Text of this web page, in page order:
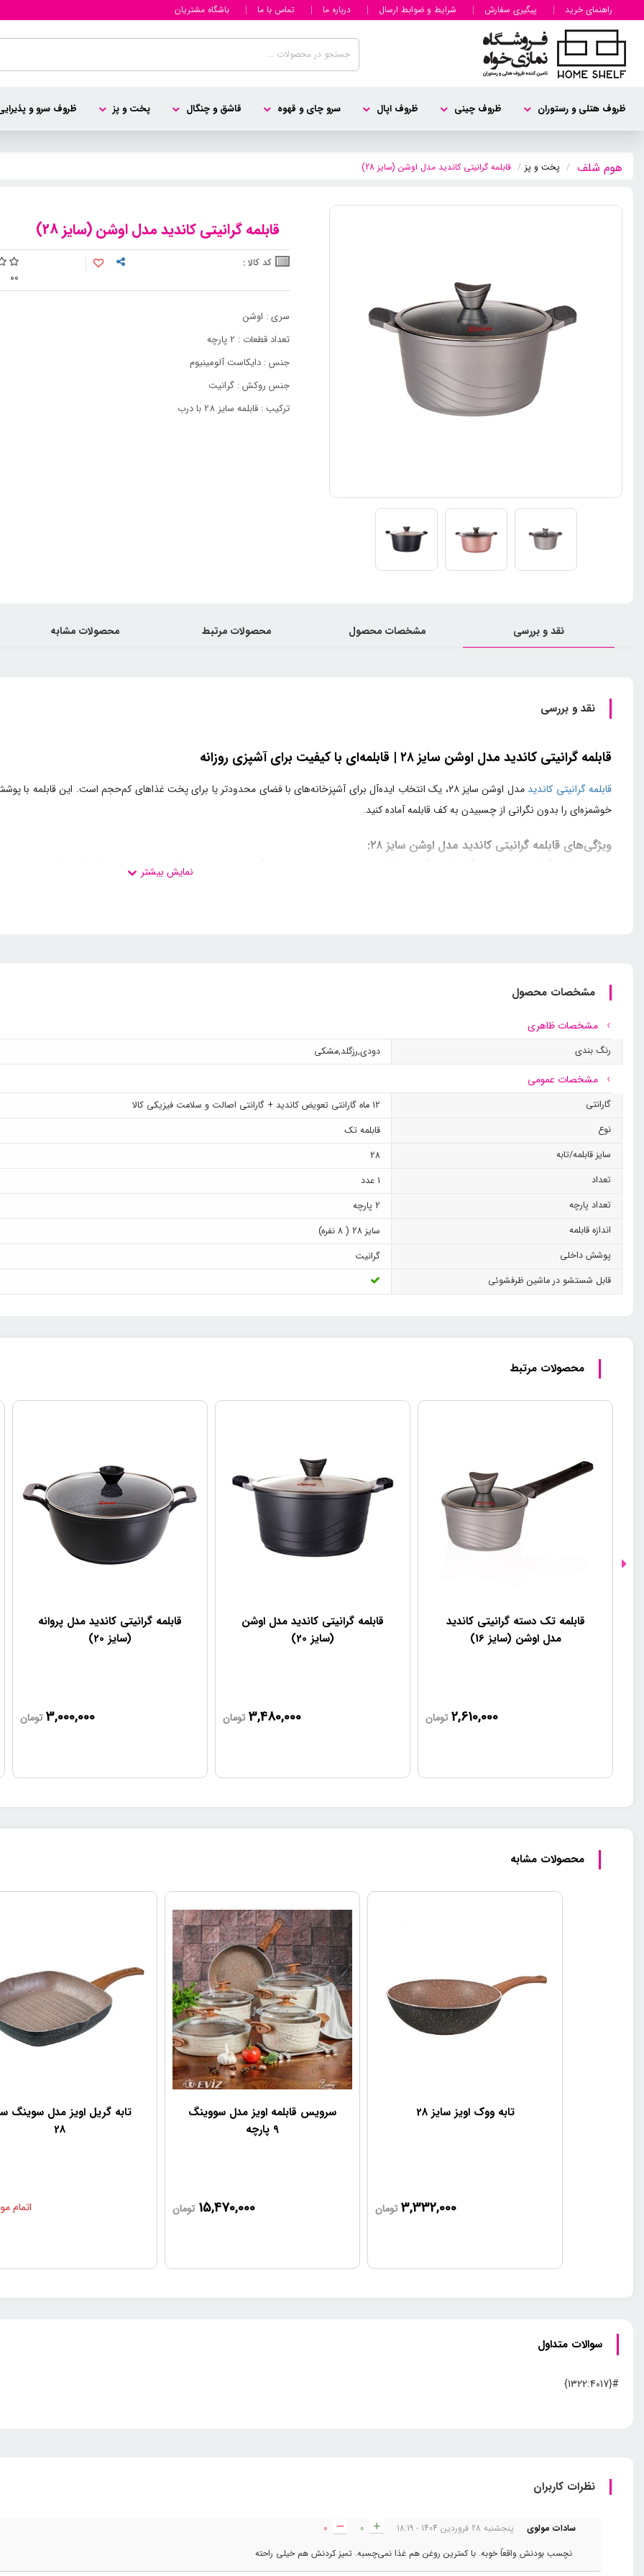
راهنمای خرید پیگیری سفارش شرایط و ضوابط ارسال درباره ما تماس با ما باشگاه مشتریان
ظروف هتلی و رستوران ظروف چینی ظروف اپال سرو چای و قهوه قاشق و چنگال پخت و پز ظروف سرو و
پخت و پز قابلمه گرانیتی کاندید مدل اوشن (سایز 28)
قابلمه گرانیتی کاندید مدل اوشن (سایز 28)
کد کالا :
00
سری : اوشن
تعداد قطعات : 2 پارچه
جنس : دایکاست آلومینیوم
جنس روکش : گرانیت
ترکیب : قابلمه سایز 28 با درب
نقد و بررسی مشخصات محصول محصولات مرتبط محصولات مشابه
نقد و بررسی
قابلمه گرانیتی کاندید مدل اوشن سایز ۲۸ | قابلمه‌ای با کیفیت برای آشپزی روزانه
قابلمه گرانیتی کاندید
مدل اوشن سایز ۲۸، یک انتخاب ایده‌آل برای آشپزخانه‌های با فضای محدودتر یا برای پخت غذاهای کم‌حجم است. این
خوشمزه‌ای را بدون نگرانی از چسبیدن به کف قابلمه آماده کنید.
ویژگی‌های قابلمه گرانیتی کاندید مدل اوشن سایز ۲۸:
قابلمه گرانیتی کاندید مدل اوشن دارای پوشش گرانیتی مقاوم است که مانع چسبیدن غذا به کف قابلمه می‌شود،
ویژگی‌هایی هستند که این قابلمه را به یکی از بهترین گزینه‌ها برای آشپزی روزانه تبدیل کرده است. همچنین، این قابلمه به دلیل سایز مناسب خود برای
مشخصات محصول
مشخصات ظاهری
رنگ بندی دودی,رزگلد,مشکی
مشخصات عمومی
گارانتی
12 ماه گارانتی تعویض کاندید + گارانتی اصالت و سلامت فیزیکی کالا
نوع
قابلمه تک
سایز قابلمه/تابه
28
تعداد
1 عدد
تعداد پارچه
2 پارچه
اندازه قابلمه
سایز 28 ( 8 نفره)
پوشش داخلی
گرانیت
قابل شستشو در ماشین ظرفشوئی
محصولات مرتبط
قابلمه تک دسته گرانیتی کاندید
مدل اوشن (سایز 16)
2,610,000 تومان
قابلمه گرانیتی کاندید مدل اوشن
(سایز 20)
3,480,000 تومان
قابلمه گرانیتی کاندید مدل پروانه
(سایز 20)
3,000,000 تومان
محصولات مشابه
تابه ووک اویز سایز 28
3,332,000 تومان
سرویس قابلمه اویز مدل سووینگ
۹ پارچه
15,470,000 تومان
تابه گریل اویز مدل سوینگ
28
سوالات متداول
#{1322:4017}
نظرات کاربران
سادات مولوی پنجشنبه 28 فروردین 1404 - 18:19
نچسب بودنش واقعاً خوبه. با کمترین روغن هم غذا نمی‌چسبه. تمیز کردنش هم خیلی راحته